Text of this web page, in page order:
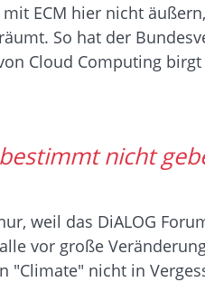
ECM hier nicht
So hat der
Cloud Computing
nicht
weil das DiALOG
vor große
nicht in